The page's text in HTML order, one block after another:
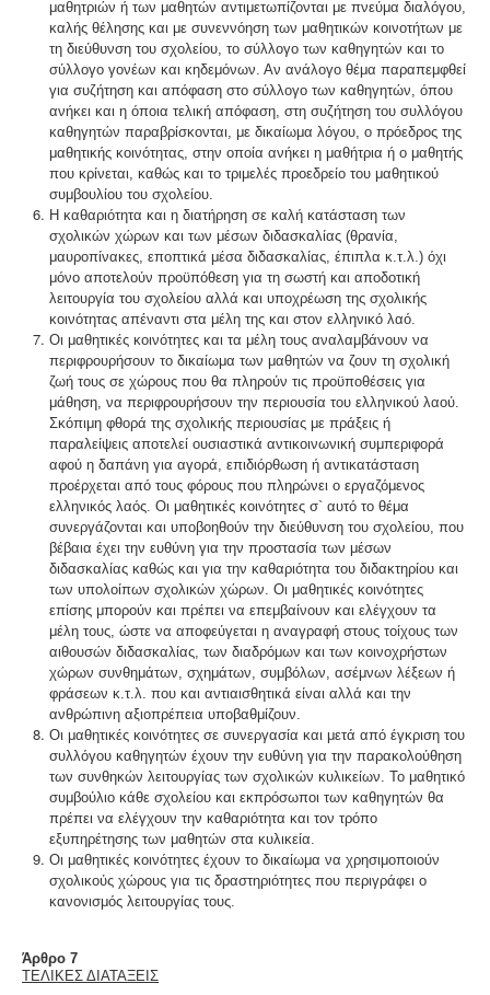
μαθητριών ή των μαθητών αντιμετωπίζονται με πνεύμα διαλόγου,
καλής θέλησης και με συνεννόηση των μαθητικών κοινοτήτων με
τη διεύθυνση του σχολείου, το σύλλογο των καθηγητών και το
σύλλογο γονέων και κηδεμόνων. Αν ανάλογο θέμα παραπεμφθεί
για συζήτηση και απόφαση στο σύλλογο των καθηγητών, όπου
ανήκει και η όποια τελική απόφαση, στη συζήτηση του συλλόγου
καθηγητών παραβρίσκονται, με δικαίωμα λόγου, ο πρόεδρος της
μαθητικής κοινότητας, στην οποία ανήκει η μαθήτρια ή ο μαθητής
που κρίνεται, καθώς και το τριμελές προεδρείο του μαθητικού
συμβουλίου του σχολείου.
Η καθαριότητα και η διατήρηση σε καλή κατάσταση των
σχολικών χώρων και των μέσων διδασκαλίας (θρανία,
μαυροπίνακες, εποπτικά μέσα διδασκαλίας, έπιπλα κ.τ.λ.) όχι
μόνο αποτελούν προϋπόθεση για τη σωστή και αποδοτική
λειτουργία του σχολείου αλλά και υποχρέωση της σχολικής
κοινότητας απέναντι στα μέλη της και στον ελληνικό λαό.
Οι μαθητικές κοινότητες και τα μέλη τους αναλαμβάνουν να
περιφρουρήσουν το δικαίωμα των μαθητών να ζουν τη σχολική
ζωή τους σε χώρους που θα πληρούν τις προϋποθέσεις για
μάθηση, να περιφρουρήσουν την περιουσία του ελληνικού λαού.
Σκόπιμη φθορά της σχολικής περιουσίας με πράξεις ή
παραλείψεις αποτελεί ουσιαστικά αντικοινωνική συμπεριφορά
αφού η δαπάνη για αγορά, επιδιόρθωση ή αντικατάσταση
προέρχεται από τους φόρους που πληρώνει ο εργαζόμενος
ελληνικός λαός. Οι μαθητικές κοινότητες σ` αυτό το θέμα
συνεργάζονται και υποβοηθούν την διεύθυνση του σχολείου, που
βέβαια έχει την ευθύνη για την προστασία των μέσων
διδασκαλίας καθώς και για την καθαριότητα του διδακτηρίου και
των υπολοίπων σχολικών χώρων. Οι μαθητικές κοινότητες
επίσης μπορούν και πρέπει να επεμβαίνουν και ελέγχουν τα
μέλη τους, ώστε να αποφεύγεται η αναγραφή στους τοίχους των
αιθουσών διδασκαλίας, των διαδρόμων και των κοινοχρήστων
χώρων συνθημάτων, σχημάτων, συμβόλων, ασέμνων λέξεων ή
φράσεων κ.τ.λ. που και αντιαισθητικά είναι αλλά και την
ανθρώπινη αξιοπρέπεια υποβαθμίζουν.
Οι μαθητικές κοινότητες σε συνεργασία και μετά από έγκριση του
συλλόγου καθηγητών έχουν την ευθύνη για την παρακολούθηση
των συνθηκών λειτουργίας των σχολικών κυλικείων. Το μαθητικό
συμβούλιο κάθε σχολείου και εκπρόσωποι των καθηγητών θα
πρέπει να ελέγχουν την καθαριότητα και τον τρόπο
εξυπηρέτησης των μαθητών στα κυλικεία.
Οι μαθητικές κοινότητες έχουν το δικαίωμα να χρησιμοποιούν
σχολικούς χώρους για τις δραστηριότητες που περιγράφει ο
κανονισμός λειτουργίας τους.
Άρθρο 7
ΤΕΛΙΚΕΣ ΔΙΑΤΑΞΕΙΣ